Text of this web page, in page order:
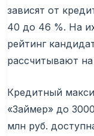
зависят от
40 до 46 %. На
рейтинг
рассчитывают
Кредитный
«Займер» до
млн руб.